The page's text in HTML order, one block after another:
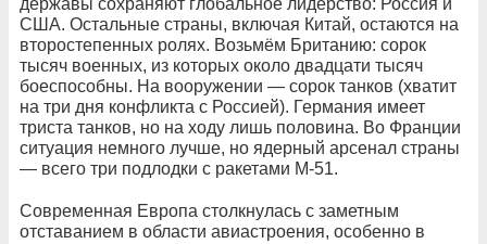
США. Остальные страны, включая Китай, остаются на
второстепенных ролях. Возьмём Британию: сорок
тысяч военных, из которых около двадцати тысяч
боеспособны. На вооружении — сорок танков (хватит
на три дня конфликта с Россией). Германия имеет
триста танков, но на ходу лишь половина. Во Франции
ситуация немного лучше, но ядерный арсенал страны
— всего три подлодки с ракетами М-51.
Современная Европа столкнулась с заметным
отставанием в области авиастроения, особенно в